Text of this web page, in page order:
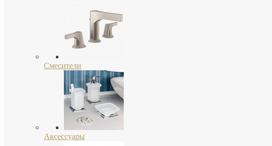
Смесители
Аксессуары